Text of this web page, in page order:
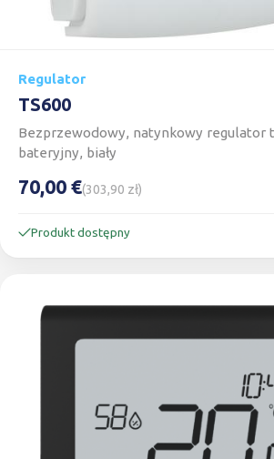
Regulator
TS600
Bezprzewodowy, natynkowy regulator
bateryjny, biały
70,00 €(303,90 zł)
Produkt dostępny